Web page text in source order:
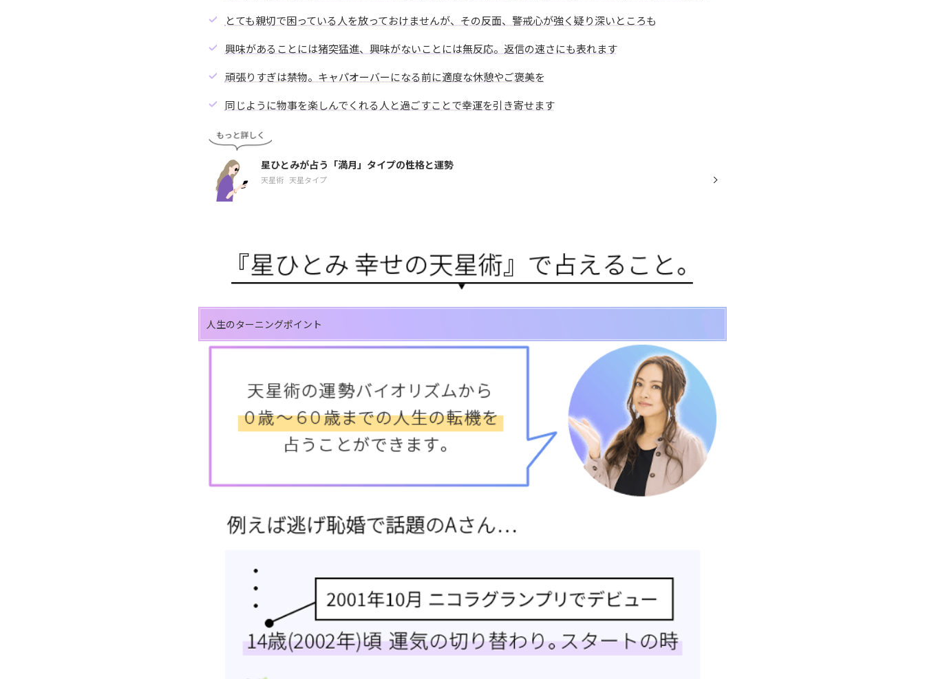
とても親切で困っている人を放っておけませんが、その反面、警戒心が強く疑り深いところも
興味があることには猪突猛進、興味がないことには無反応。返信の速さにも表れます
頑張りすぎは禁物。キャパオーバーになる前に適度な休憩やご褒美を
同じように物事を楽しんでくれる人と過ごすことで幸運を引き寄せます
星ひとみが占う「満月」タイプの性格と運勢
天星術 天星タイプ
人生のターニングポイント